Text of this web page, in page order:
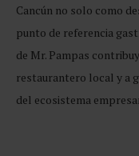
Cancún no solo como
punto de referencia
de Mr. Pampas
restaurantero local y a
del ecosistema